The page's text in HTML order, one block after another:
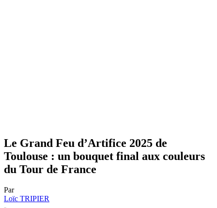
Le Grand Feu d’Artifice 2025 de
Toulouse : un bouquet final aux couleurs
du Tour de France
Par
Loïc TRIPIER